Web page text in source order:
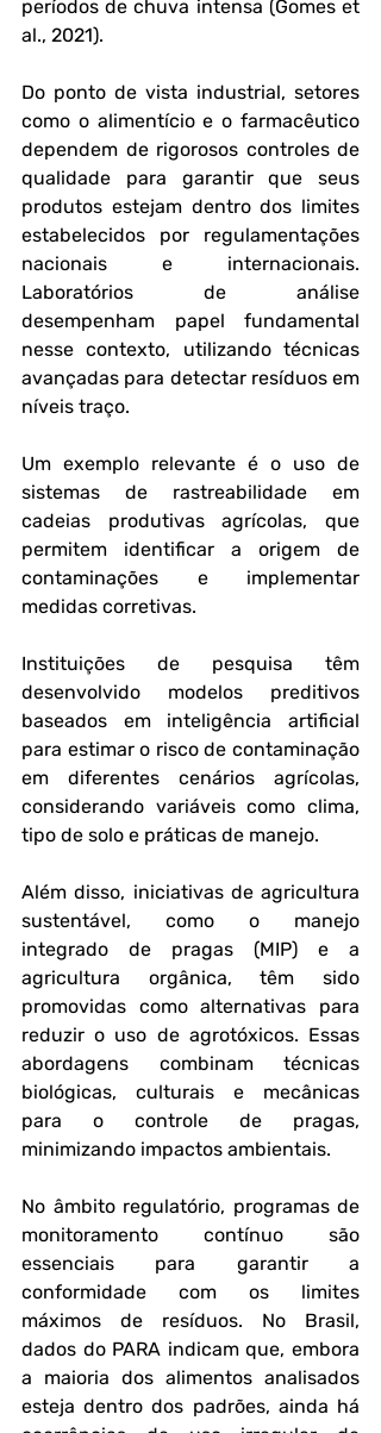
períodos de chuva intensa (Gomes et
al., 2021).
Do ponto de vista industrial, setores
como o alimentício e o farmacêutico
dependem de rigorosos controles de
qualidade para garantir que seus
produtos estejam dentro dos limites
estabelecidos por regulamentações
nacionais e internacionais.
Laboratórios de análise
desempenham papel fundamental
nesse contexto, utilizando técnicas
avançadas para detectar resíduos em
níveis traço.
Um exemplo relevante é o uso de
sistemas de rastreabilidade em
cadeias produtivas agrícolas, que
permitem identificar a origem de
contaminações e implementar
medidas corretivas.
Instituições de pesquisa têm
desenvolvido modelos preditivos
baseados em inteligência artificial
para estimar o risco de contaminação
em diferentes cenários agrícolas,
considerando variáveis como clima,
tipo de solo e práticas de manejo.
Além disso, iniciativas de agricultura
sustentável, como o manejo
integrado de pragas (MIP) e a
agricultura orgânica, têm sido
promovidas como alternativas para
reduzir o uso de agrotóxicos. Essas
abordagens combinam técnicas
biológicas, culturais e mecânicas
para o controle de pragas,
minimizando impactos ambientais.
No âmbito regulatório, programas de
monitoramento contínuo são
essenciais para garantir a
conformidade com os limites
máximos de resíduos. No Brasil,
dados do PARA indicam que, embora
a maioria dos alimentos analisados
esteja dentro dos padrões, ainda há